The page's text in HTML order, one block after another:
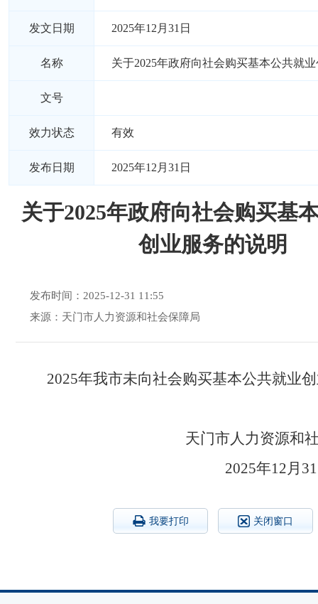
发文日期 2025年12月31日
名称 关于2025年政府向社会购买基本公共就
文号
效力状态 有效
发布日期 2025年12月31日
关于2025年政府向社会购买基
创业服务的说明
发布时间：2025-12-31 11:55
来源：天门市人力资源和社会保障局
2025年我市未向社会购买基本公共就业
天门市人力资源
2025年
我要打印 关闭窗口